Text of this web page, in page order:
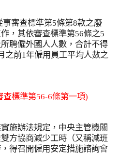
事審查標準第5條第8款之廢
，其依審查標準第56條之5
聘僱外國人人數，合計不得
之前1年僱用員工平均人數之
查標準第56-6條第一項)
施辦法規定，中央主管機關
方協商減少工時（又稱減班
得召開僱用安定措施諮詢會